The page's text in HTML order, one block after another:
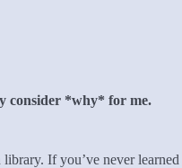
consider *why* for me.
If you’ve never